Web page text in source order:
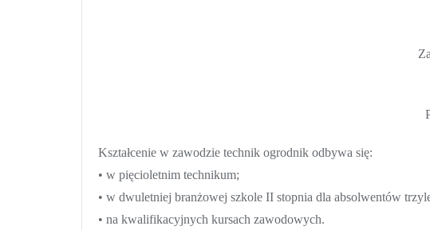
Kształcenie w zawodzie technik ogrodnik odbywa się:
• w pięcioletnim technikum;
• w dwuletniej branżowej szkole II stopnia dla absolwentów
• na kwalifikacyjnych kursach zawodowych.